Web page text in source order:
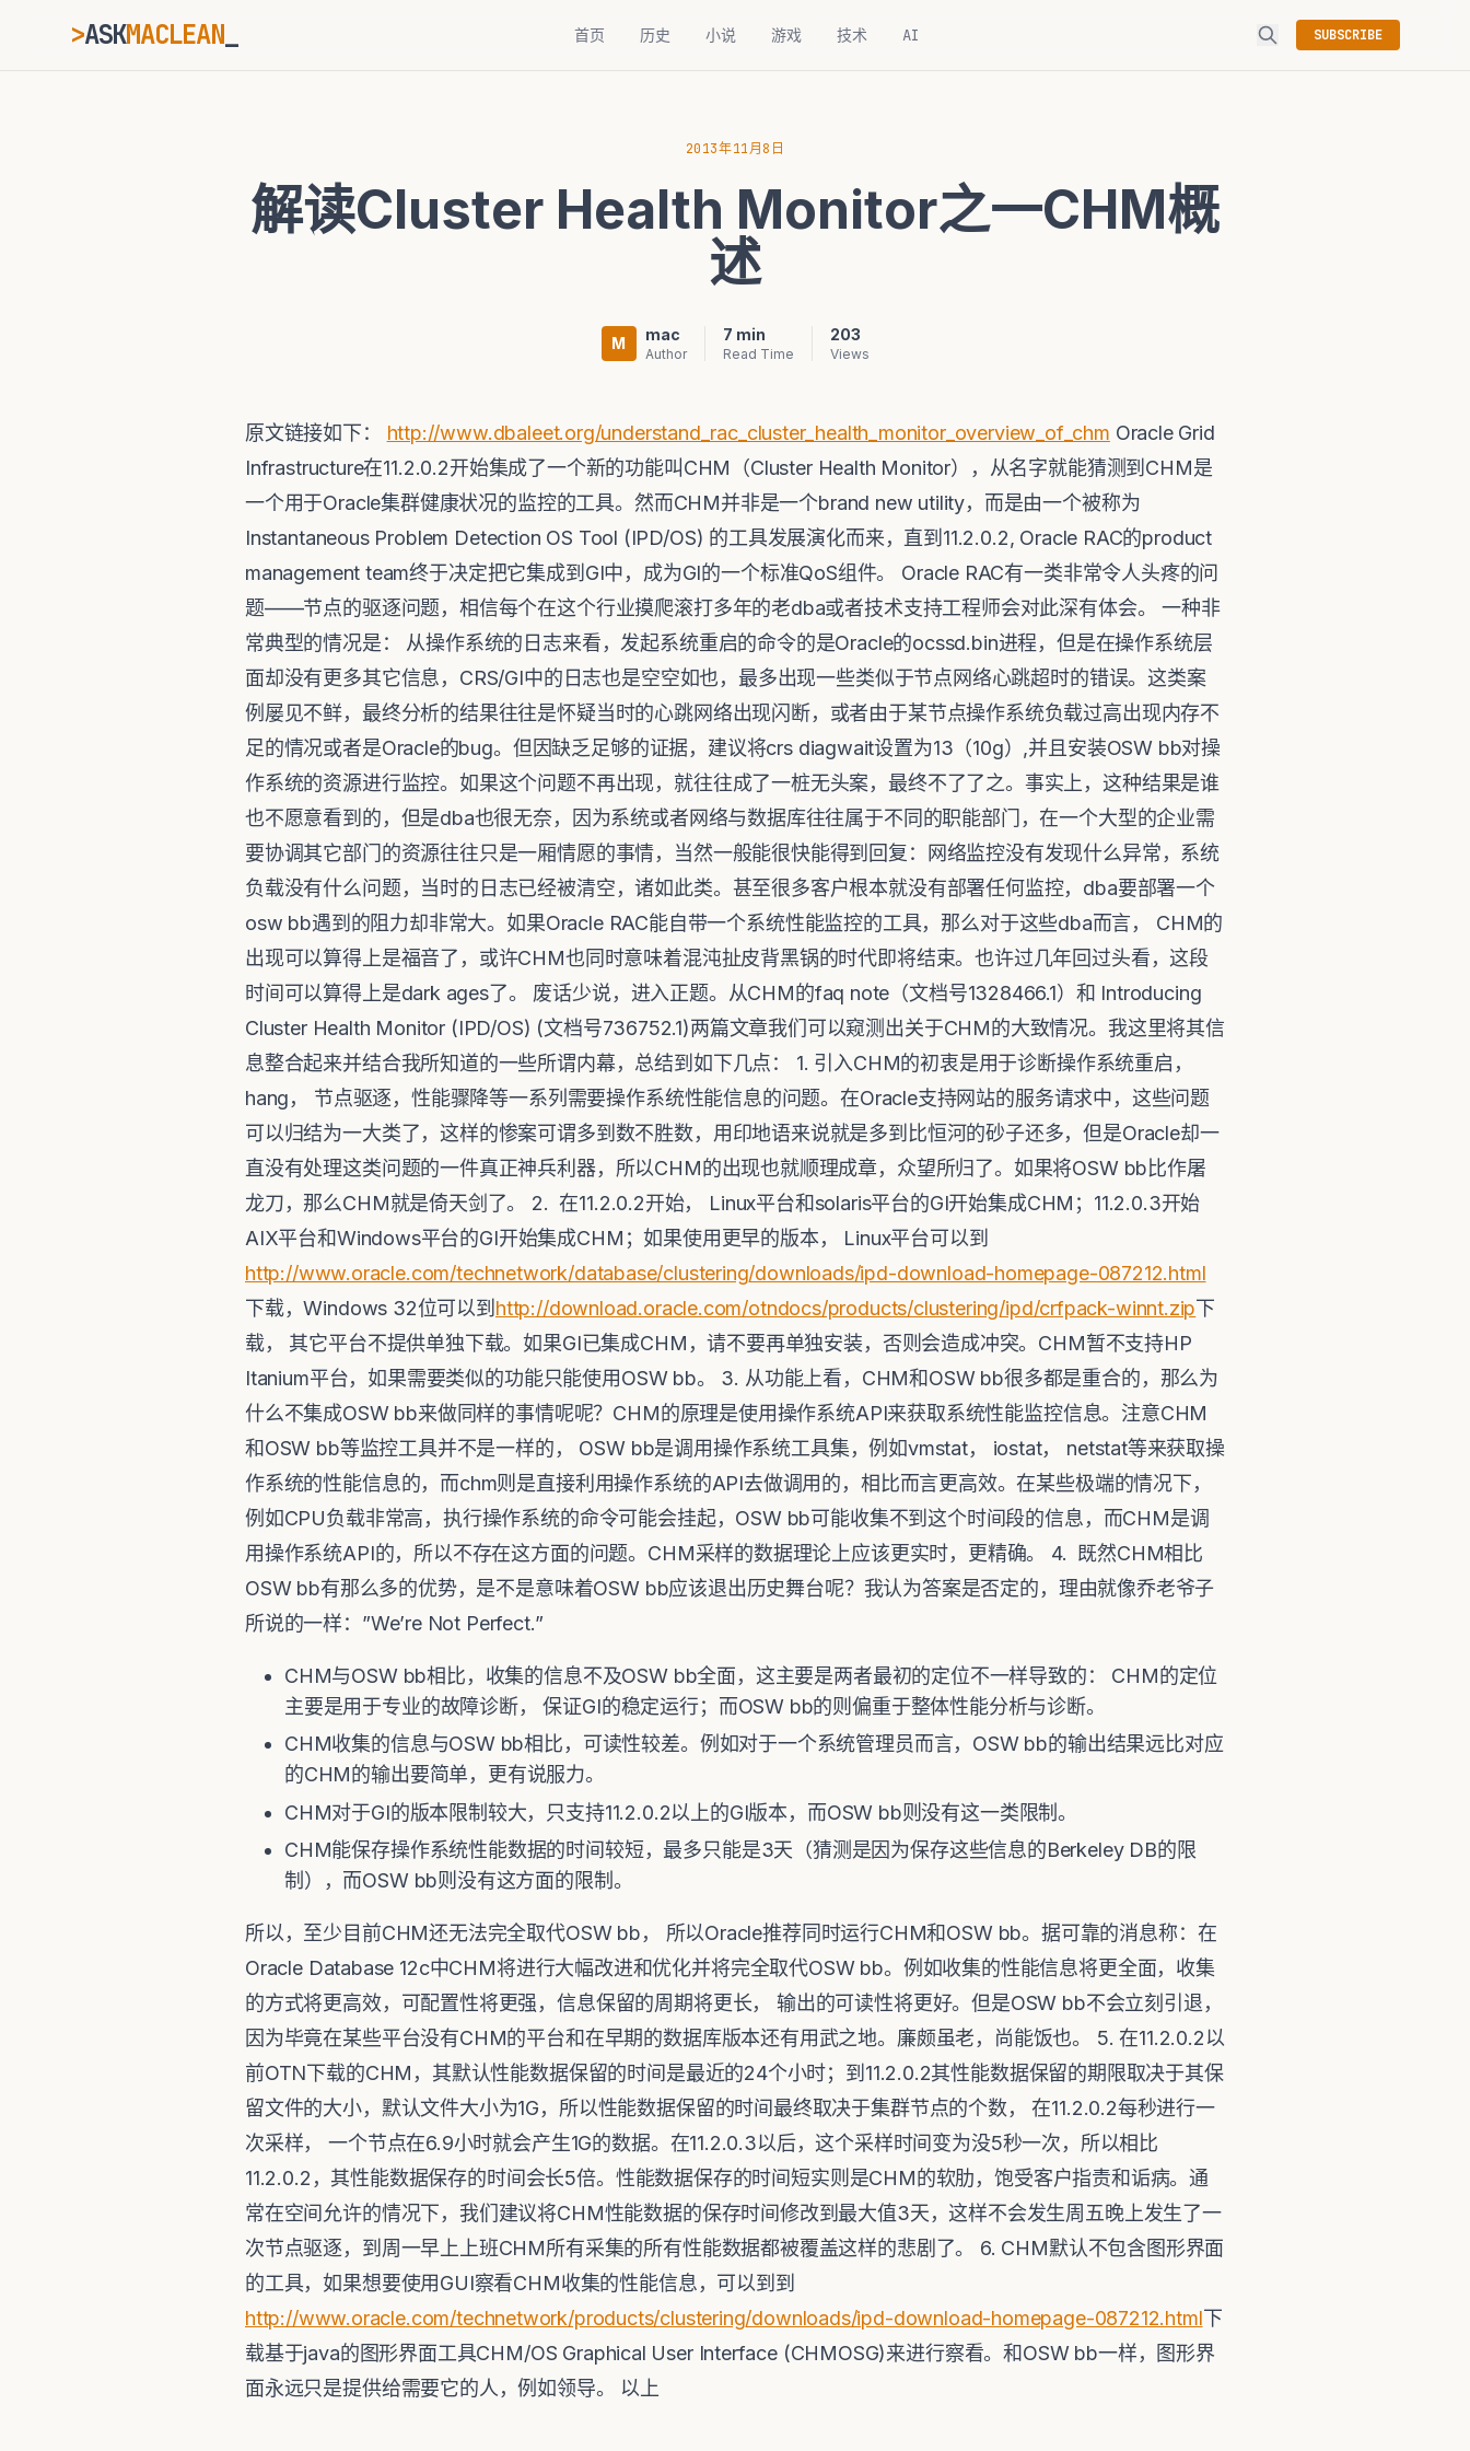
>ASKMACLEAN 首页 历史 小说 游戏 技术 AI SUBSCRIBE
2013年11月8日
解读Cluster Health Monitor之一CHM概
述
M mac
Author
7 min
Read Time
203
Views
原文链接如下： http://www.dbaleet.org/understand_rac_cluster_health_monitor_overview_of_chm Oracle Grid
Infrastructure在11.2.0.2开始集成了一个新的功能叫CHM（Cluster Health Monitor），从名字就能猜测到CHM是
一个用于Oracle集群健康状况的监控的工具。然而CHM并非是一个brand new utility，而是由一个被称为
Instantaneous Problem Detection OS Tool (IPD/OS) 的工具发展演化而来，直到11.2.0.2, Oracle RAC的product
management team终于决定把它集成到GI中，成为GI的一个标准QoS组件。 Oracle RAC有一类非常令人头疼的问
题——节点的驱逐问题，相信每个在这个行业摸爬滚打多年的老dba或者技术支持工程师会对此深有体会。 一种非
常典型的情况是： 从操作系统的日志来看，发起系统重启的命令的是Oracle的ocssd.bin进程，但是在操作系统层
面却没有更多其它信息，CRS/GI中的日志也是空空如也，最多出现一些类似于节点网络心跳超时的错误。这类案
例屡见不鲜，最终分析的结果往往是怀疑当时的心跳网络出现闪断，或者由于某节点操作系统负载过高出现内存不
足的情况或者是Oracle的bug。但因缺乏足够的证据，建议将crs diagwait设置为13（10g）,并且安装OSW bb对操
作系统的资源进行监控。如果这个问题不再出现，就往往成了一桩无头案，最终不了了之。事实上，这种结果是谁
也不愿意看到的，但是dba也很无奈，因为系统或者网络与数据库往往属于不同的职能部门，在一个大型的企业需
要协调其它部门的资源往往只是一厢情愿的事情，当然一般能很快能得到回复：网络监控没有发现什么异常，系统
负载没有什么问题，当时的日志已经被清空，诸如此类。甚至很多客户根本就没有部署任何监控，dba要部署一个
osw bb遇到的阻力却非常大。如果Oracle RAC能自带一个系统性能监控的工具，那么对于这些dba而言， CHM的
出现可以算得上是福音了，或许CHM也同时意味着混沌扯皮背黑锅的时代即将结束。也许过几年回过头看，这段
时间可以算得上是dark ages了。 废话少说，进入正题。从CHM的faq note（文档号1328466.1）和 Introducing
Cluster Health Monitor (IPD/OS) (文档号736752.1)两篇文章我们可以窥测出关于CHM的大致情况。我这里将其信
息整合起来并结合我所知道的一些所谓内幕，总结到如下几点： 1. 引入CHM的初衷是用于诊断操作系统重启，
hang， 节点驱逐，性能骤降等一系列需要操作系统性能信息的问题。在Oracle支持网站的服务请求中，这些问题
可以归结为一大类了，这样的惨案可谓多到数不胜数，用印地语来说就是多到比恒河的砂子还多，但是Oracle却一
直没有处理这类问题的一件真正神兵利器，所以CHM的出现也就顺理成章，众望所归了。如果将OSW bb比作屠
龙刀，那么CHM就是倚天剑了。 2. 在11.2.0.2开始， Linux平台和solaris平台的GI开始集成CHM；11.2.0.3开始
AIX平台和Windows平台的GI开始集成CHM；如果使用更早的版本， Linux平台可以到
http://www.oracle.com/technetwork/database/clustering/downloads/ipd-download-homepage-087212.html
下载，Windows 32位可以到 http://download.oracle.com/otndocs/products/clustering/ipd/crfpack-winnt.zip下
载， 其它平台不提供单独下载。如果GI已集成CHM，请不要再单独安装，否则会造成冲突。CHM暂不支持HP
Itanium平台，如果需要类似的功能只能使用OSW bb。 3. 从功能上看，CHM和OSW bb很多都是重合的，那么为
什么不集成OSW bb来做同样的事情呢呢？CHM的原理是使用操作系统API来获取系统性能监控信息。注意CHM
和OSW bb等监控工具并不是一样的， OSW bb是调用操作系统工具集，例如vmstat， iostat， netstat等来获取操
作系统的性能信息的，而chm则是直接利用操作系统的API去做调用的，相比而言更高效。在某些极端的情况下，
例如CPU负载非常高，执行操作系统的命令可能会挂起，OSW bb可能收集不到这个时间段的信息，而CHM是调
用操作系统API的，所以不存在这方面的问题。CHM采样的数据理论上应该更实时，更精确。 4. 既然CHM相比
OSW bb有那么多的优势，是不是意味着OSW bb应该退出历史舞台呢？我认为答案是否定的，理由就像乔老爷子
所说的一样：”We’re Not Perfect.”
CHM与OSW bb相比，收集的信息不及OSW bb全面，这主要是两者最初的定位不一样导致的： CHM的定位
主要是用于专业的故障诊断， 保证GI的稳定运行；而OSW bb的则偏重于整体性能分析与诊断。
CHM收集的信息与OSW bb相比，可读性较差。例如对于一个系统管理员而言，OSW bb的输出结果远比对应
的CHM的输出要简单，更有说服力。
CHM对于GI的版本限制较大，只支持11.2.0.2以上的GI版本，而OSW bb则没有这一类限制。
CHM能保存操作系统性能数据的时间较短，最多只能是3天（猜测是因为保存这些信息的Berkeley DB的限
制），而OSW bb则没有这方面的限制。
所以，至少目前CHM还无法完全取代OSW bb， 所以Oracle推荐同时运行CHM和OSW bb。据可靠的消息称：在
Oracle Database 12c中CHM将进行大幅改进和优化并将完全取代OSW bb。例如收集的性能信息将更全面，收集
的方式将更高效，可配置性将更强，信息保留的周期将更长， 输出的可读性将更好。但是OSW bb不会立刻引退，
因为毕竟在某些平台没有CHM的平台和在早期的数据库版本还有用武之地。廉颇虽老，尚能饭也。 5. 在11.2.0.2以
前OTN下载的CHM，其默认性能数据保留的时间是最近的24个小时；到11.2.0.2其性能数据保留的期限取决于其保
留文件的大小，默认文件大小为1G，所以性能数据保留的时间最终取决于集群节点的个数， 在11.2.0.2每秒进行一
次采样， 一个节点在6.9小时就会产生1G的数据。在11.2.0.3以后，这个采样时间变为没5秒一次，所以相比
11.2.0.2，其性能数据保存的时间会长5倍。性能数据保存的时间短实则是CHM的软肋，饱受客户指责和诟病。通
常在空间允许的情况下，我们建议将CHM性能数据的保存时间修改到最大值3天，这样不会发生周五晚上发生了一
次节点驱逐，到周一早上上班CHM所有采集的所有性能数据都被覆盖这样的悲剧了。 6. CHM默认不包含图形界面
的工具，如果想要使用GUI察看CHM收集的性能信息，可以到到
http://www.oracle.com/technetwork/products/clustering/downloads/ipd-download-homepage-087212.html下
载基于java的图形界面工具CHM/OS Graphical User Interface (CHMOSG)来进行察看。和OSW bb一样，图形界
面永远只是提供给需要它的人，例如领导。 以上